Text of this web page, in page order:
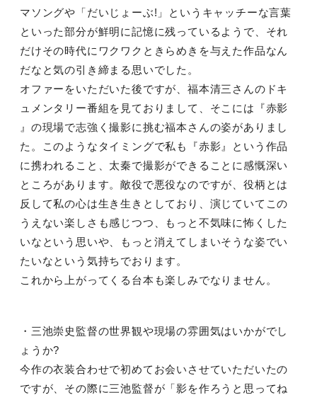
マソングや「だいじょーぶ! 」というキャッチーな言葉
といった部分が鮮明に記憶に残っているようで、それ
だけその時代にワクワクときらめきを与えた作品なん
だなと気の引き締まる思いでした。
オファーをいただいた後ですが、福本清三さんのドキ
ュメンタリー番組を見ておりまして、そこには『赤影
』の現場で志強く撮影に挑む福本さんの姿がありまし
た。このようなタイミングで私も『赤影』という作品
に携われること、太秦で撮影ができることに感慨深い
ところがあります。敵役で悪役なのですが、役柄とは
反して私の心は生き生きとしており、演じていてこの
うえない楽しさも感じつつ、もっと不気味に怖くした
いなという思いや、もっと消えてしまいそうな姿でい
たいなという気持ちでおります。
これから上がってくる台本も楽しみでなりません。
・三池崇史監督の世界観や現場の雰囲気はいかがでし
ょうか?
今作の衣装合わせで初めてお会いさせていただいたの
ですが、その際に三池監督が「影を作ろうと思ってね